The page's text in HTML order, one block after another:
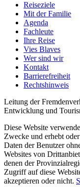
Reiseziele
Mit der Familie
Agenda
Fachleute
Ihre Reise
Vies Blaves
Wer sind wir
Kontakt
Barrierefreiheit
Rechtshinweis
Leitung der
Entwicklung und
Diese Website
Zwecke und erhebt
Daten der Benutzer
Websites von
denen der
Zugriff auf diese
akzeptieren oder nicht.